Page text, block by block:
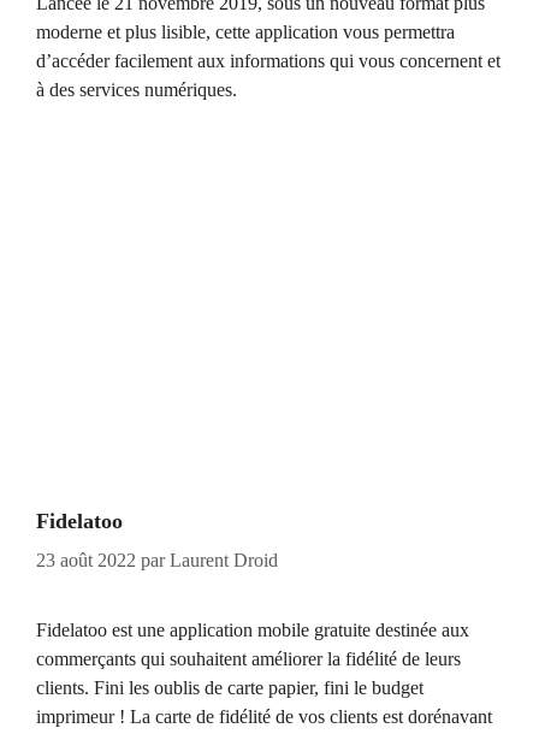
moderne et plus lisible, cette application vous permettra
d’accéder facilement aux informations qui vous concernent et
à des services numériques.
Fidelatoo
23 août 2022 parLaurent Droid
Fidelatoo est une application mobile gratuite destinée aux
commerçants qui souhaitent améliorer la fidélité de leurs
clients. Fini les oublis de carte papier, fini le budget
imprimeur ! La carte de fidélité de vos clients est dorénavant